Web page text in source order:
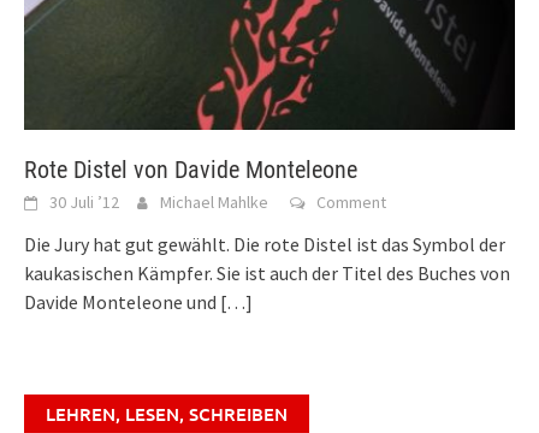
Rote Distel von Davide Monteleone
30 Juli ’12 Michael Mahlke Comment
Die Jury hat gut gewählt. Die rote Distel ist das Symbol der
kaukasischen Kämpfer. Sie ist auch der Titel des Buches von
Davide Monteleone und […]
LEHREN, LESEN, SCHREIBEN